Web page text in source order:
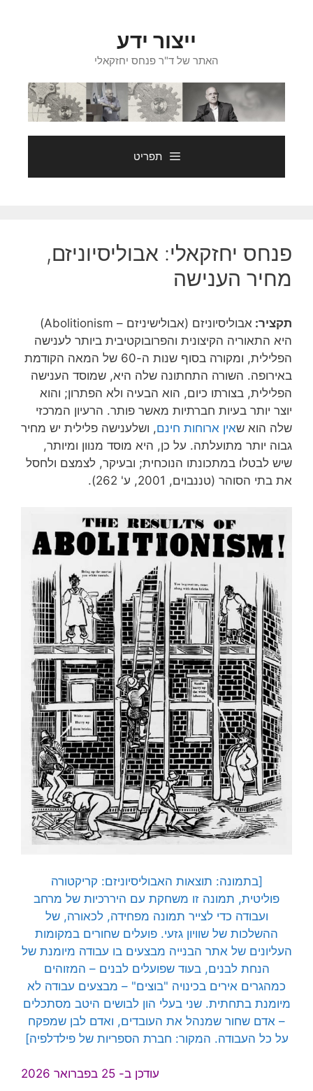
ייצור ידע
האתר של ד"ר פנחס יחזקאלי
תפריט
פנחס יחזקאלי: אבוליסיוניזם,
מחיר הענישה
תקציר:
אבוליסיוניזם (אבולישיניזם – Abolitionism)
היא התאוריה הקיצונית והפרובוקטיבית ביותר לענישה
הפלילית, ומקורה בסוף שנות ה-60 של המאה הקודמת
באירופה. השורה התחתונה שלה היא, שמוסד הענישה
הפלילית, בצורתו כיום, הוא הבעיה ולא הפתרון; והוא
יוצר יותר בעיות חברתיות מאשר פותר. הרעיון המרכזי
שלה הוא שאין ארוחות חינם, ושלענישה פלילית יש מחיר
גבוה יותר מתועלתה. על כן, היא מוסד מנוון ומיותר,
שיש לבטלו במתכונתו הנוכחית; ובעיקר, לצמצם ולחסל
את בתי הסוהר (טננבוים, 2001, ע' 262).
[בתמונה: תוצאות האבוליסיוניזם: קריקטורה
פוליטית, תמונה זו משחקת עם היררכיות של מרחב
ועבודה כדי לצייר תמונה מפחידה, לכאורה, של
ההשלכות של שוויון גזעי. פועלים שחורים במקומות
העליונים של אתר הבנייה מבצעים בו עבודה מיומנת של
הנחת לבנים, בעוד שפועלים לבנים – המזוהים
כמהגרים אירים בכינויה "בוצים" – מבצעים עבודה לא
מיומנת בתחתית. שני בעלי הון לבושים היטב מסתכלים
– אדם שחור שמנהל את העובדים, ואדם לבן שמפקח
על כל העבודה. המקור: חברת הספריות של פילדלפיה]
עודכן ב- 25 בפברואר 2026